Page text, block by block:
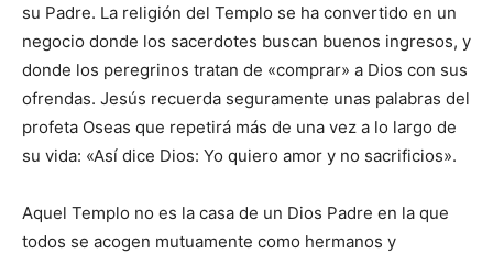
su Padre. La religión del Templo se ha convertido en un
negocio donde los sacerdotes buscan buenos ingresos, y
donde los peregrinos tratan de «comprar» a Dios con sus
ofrendas. Jesús recuerda seguramente unas palabras del
profeta Oseas que repetirá más de una vez a lo largo de
su vida: «Así dice Dios: Yo quiero amor y no sacrificios».
Aquel Templo no es la casa de un Dios Padre en la que
todos se acogen mutuamente como hermanos y